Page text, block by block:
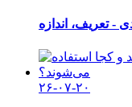
۲۶-۰۷-۲۰